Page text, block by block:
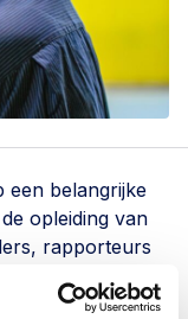
een belangrijke
opleiding van
rapporteurs
op landelijk